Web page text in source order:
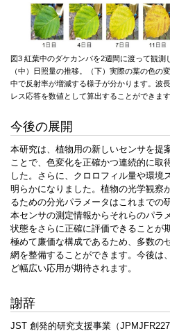
図3 紅葉中のダケカンバを2週間に渡って観測
（中）日照量の推移。（下）実際の葉の色の
中で反射率が増減する様子が分かります。波
レス応答を数値として算出することができます
今後の展開
本研究は、植物用の新しいセンサを提
ことで、色変化を正確かつ連続的に取
した。さらに、クロロフィル量や環境
明らかになりました。植物の光学観察
るための分光パラメータはこれまでの
本センサの測定情報からそれらのパラ
状態をさらに正確に評価できることが
極めて廉価な構成であるため、多数の
網を整備することができます。今後は
ど幅広い応用が期待されます。
謝辞
JST 創発的研究支援事業（